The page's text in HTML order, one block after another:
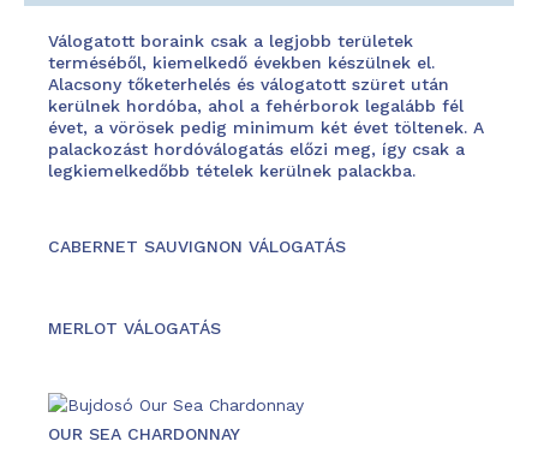
Válogatott boraink csak a legjobb területek
terméséből, kiemelkedő években készülnek el.
Alacsony tőketerhelés és válogatott szüret után
kerülnek hordóba, ahol a fehérborok legalább fél
évet, a vörösek pedig minimum két évet töltenek. A
palackozást hordóválogatás előzi meg, így csak a
legkiemelkedőbb tételek kerülnek palackba.
CABERNET SAUVIGNON VÁLOGATÁS
MERLOT VÁLOGATÁS
OUR SEA CHARDONNAY